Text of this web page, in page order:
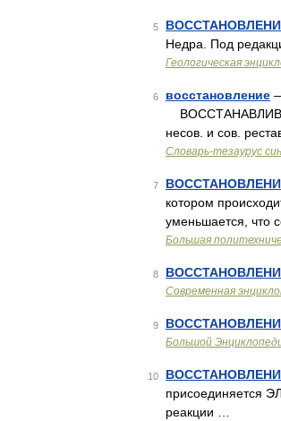
5
Недра. Под
Геологическая
6 восстановление
несов. и сов.
Словарь-тезаурус
7
котором
уменьшается, что
Большая
8
Современная
9
Большой
10
присоединяется
реакции …